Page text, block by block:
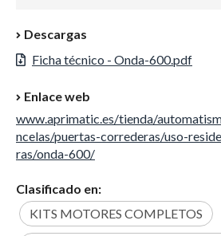
Descargas
Ficha técnico - Onda-600.pdf
Enlace web
www.aprimatic.es/tienda/
ncelas/puertas-correderas/uso-
ras/onda-600/
Clasificado en:
KITS MOTORES COMPLETOS